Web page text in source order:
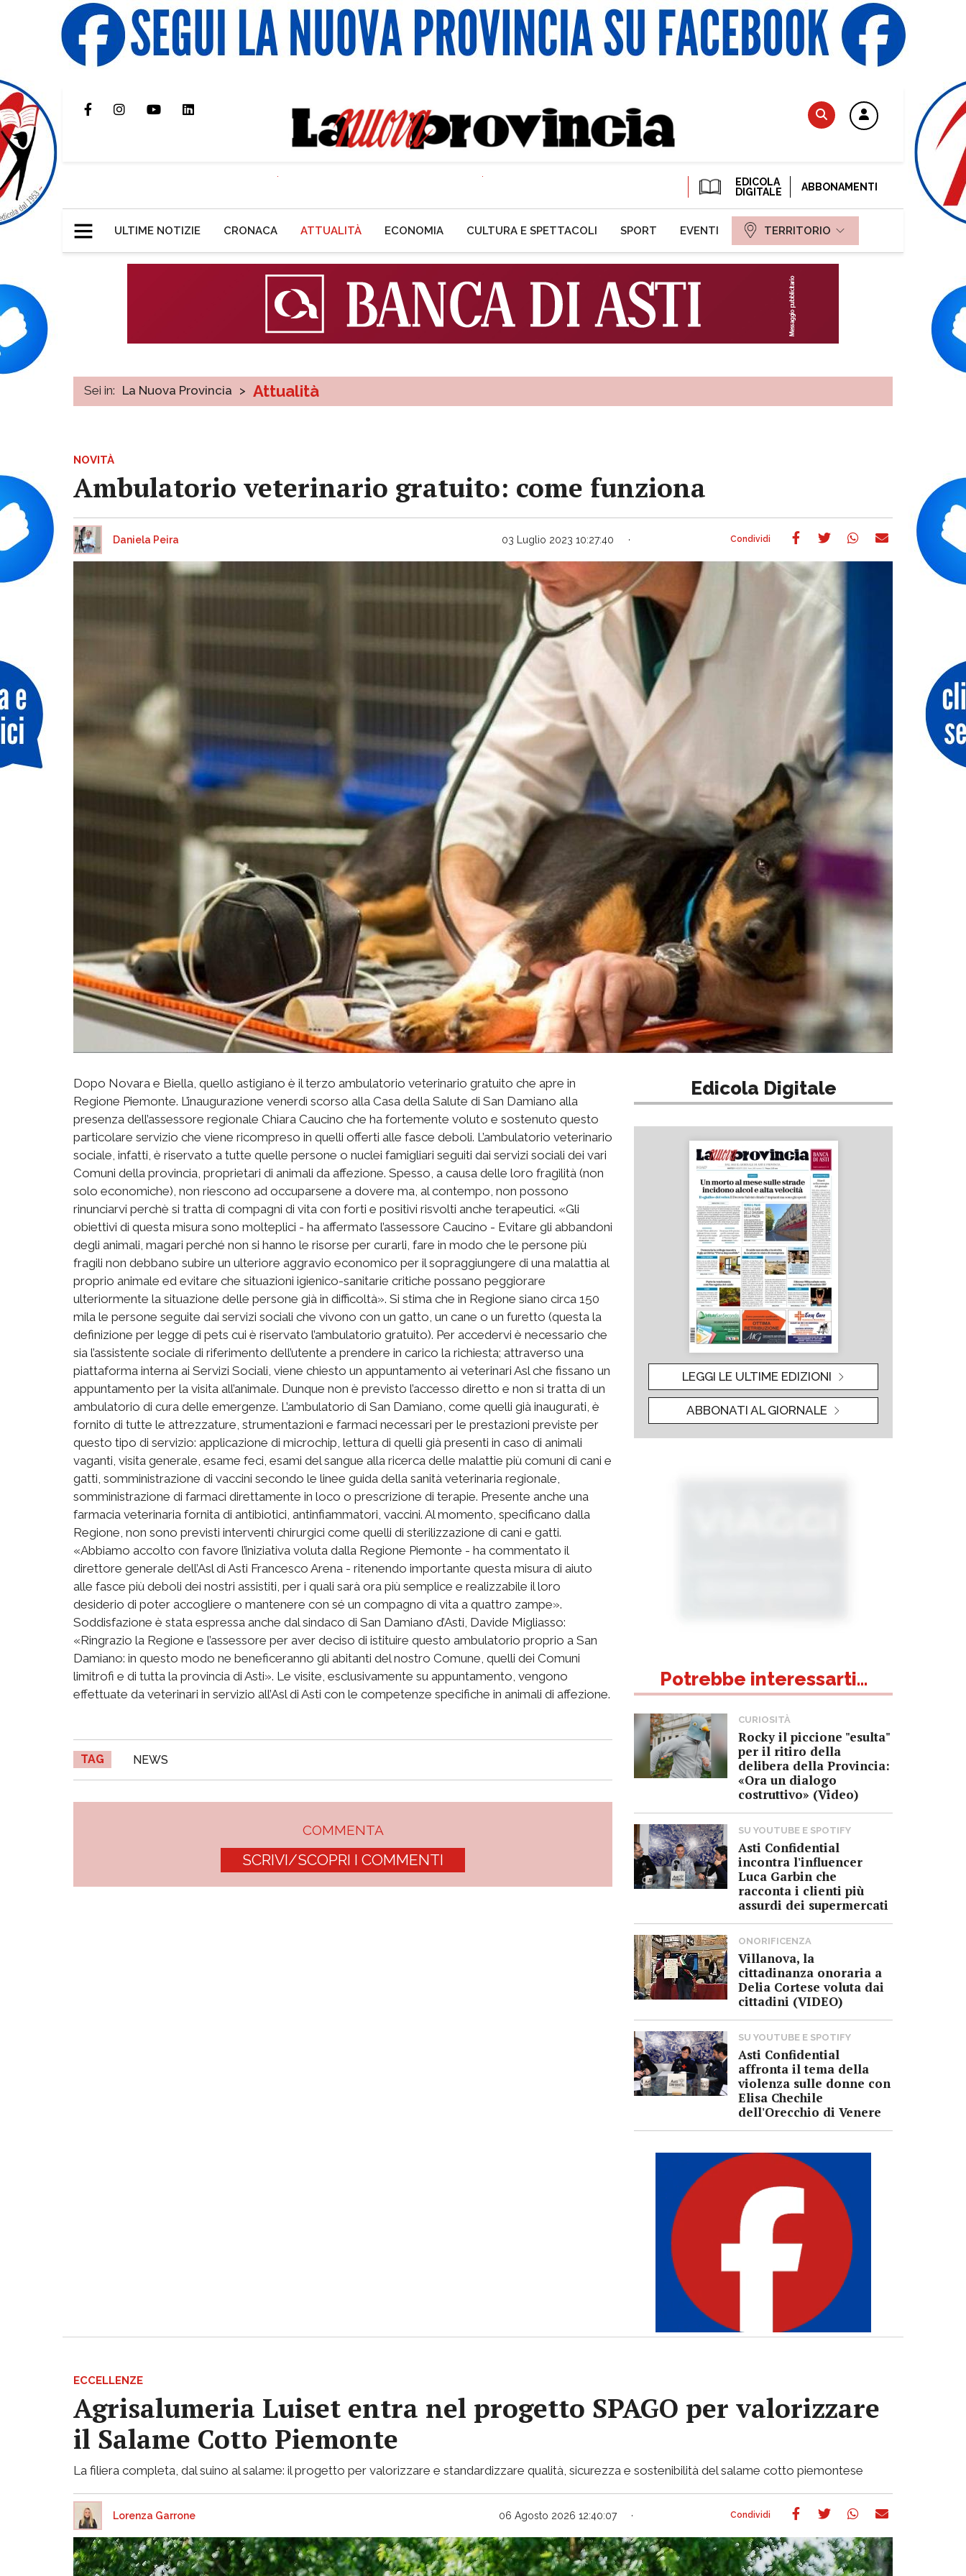
EDICOLA
DIGITALE
ABBONAMENTI
ULTIME NOTIZIE CRONACA ATTUALITÀ ECONOMIA CULTURA E SPETTACOLI SPORT EVENTI TERRITORIO
Sei in: La Nuova Provincia > Attualità
NOVITÀ
Ambulatorio veterinario gratuito: come funziona
Daniela Peira 03 Luglio 2023 10:27:40
Dopo Novara e Biella, quello astigiano è il terzo ambulatorio veterinario gratuito che apre in
Regione Piemonte. L’inaugurazione venerdì scorso alla Casa della Salute di San Damiano alla
presenza dell’assessore regionale Chiara Caucino che ha fortemente voluto e sostenuto questo
particolare servizio che viene ricompreso in quelli offerti alle fasce deboli. L’ambulatorio veterinario
sociale, infatti, è riservato a tutte quelle persone o nuclei famigliari seguiti dai servizi sociali dei vari
Comuni della provincia, proprietari di animali da affezione. Spesso, a causa delle loro fragilità (non
solo economiche), non riescono ad occuparsene a dovere ma, al contempo, non possono
rinunciarvi perchè si tratta di compagni di vita con forti e positivi risvolti anche terapeutici. «Gli
obiettivi di questa misura sono molteplici - ha affermato l’assessore Caucino - Evitare gli abbandoni
degli animali, magari perché non si hanno le risorse per curarli, fare in modo che le persone più
fragili non debbano subire un ulteriore aggravio economico per il sopraggiungere di una malattia al
proprio animale ed evitare che situazioni igienico-sanitarie critiche possano peggiorare
ulteriormente la situazione delle persone già in difficoltà». Si stima che in Regione siano circa 150
mila le persone seguite dai servizi sociali che vivono con un gatto, un cane o un furetto (questa la
definizione per legge di pets cui è riservato l’ambulatorio gratuito). Per accedervi è necessario che
sia l’assistente sociale di riferimento dell’utente a prendere in carico la richiesta; attraverso una
piattaforma interna ai Servizi Sociali, viene chiesto un appuntamento ai veterinari Asl che fissano un
appuntamento per la visita all’animale. Dunque non è previsto l’accesso diretto e non si tratta di un
ambulatorio di cura delle emergenze. L’ambulatorio di San Damiano, come quelli già inaugurati, è
fornito di tutte le attrezzature, strumentazioni e farmaci necessari per le prestazioni previste per
questo tipo di servizio: applicazione di microchip, lettura di quelli già presenti in caso di animali
vaganti, visita generale, esame feci, esami del sangue alla ricerca delle malattie più comuni di cani e
gatti, somministrazione di vaccini secondo le linee guida della sanità veterinaria regionale,
somministrazione di farmaci direttamente in loco o prescrizione di terapie. Presente anche una
farmacia veterinaria fornita di antibiotici, antinfiammatori, vaccini. Al momento, specificano dalla
Regione, non sono previsti interventi chirurgici come quelli di sterilizzazione di cani e gatti.
«Abbiamo accolto con favore l’iniziativa voluta dalla Regione Piemonte - ha commentato il
direttore generale dell’Asl di Asti Francesco Arena - ritenendo importante questa misura di aiuto
alle fasce più deboli dei nostri assistiti, per i quali sarà ora più semplice e realizzabile il loro
desiderio di poter accogliere o mantenere con sé un compagno di vita a quattro zampe».
Soddisfazione è stata espressa anche dal sindaco di San Damiano d’Asti, Davide Migliasso:
«Ringrazio la Regione e l’assessore per aver deciso di istituire questo ambulatorio proprio a San
Damiano: in questo modo ne beneficeranno gli abitanti del nostro Comune, quelli dei Comuni
limitrofi e di tutta la provincia di Asti». Le visite, esclusivamente su appuntamento, vengono
effettuate da veterinari in servizio all’Asl di Asti con le competenze specifiche in animali di affezione.
TAG NEWS
COMMENTA
SCRIVI/SCOPRI I COMMENTI
Edicola Digitale
LEGGI LE ULTIME EDIZIONI
ABBONATI AL GIORNALE
Potrebbe interessarti...
CURIOSITÀ
Rocky il piccione "esulta"
per il ritiro della
delibera della Provincia:
«Ora un dialogo
costruttivo» (Video)
SU YOUTUBE E SPOTIFY
Asti Confidential
incontra l'influencer
Luca Garbin che
racconta i clienti più
assurdi dei supermercati
ONORIFICENZA
Villanova, la
cittadinanza onoraria a
Delia Cortese voluta dai
cittadini (VIDEO)
SU YOUTUBE E SPOTIFY
Asti Confidential
affronta il tema della
violenza sulle donne con
Elisa Chechile
dell'Orecchio di Venere
ECCELLENZE
Agrisalumeria Luiset entra nel progetto SPAGO per valorizzare
il Salame Cotto Piemonte
La filiera completa, dal suino al salame: il progetto per valorizzare e standardizzare qualità, sicurezza e sostenibilità del salame cotto piemontese
Lorenza Garrone 06 Agosto 2026 12:40:07